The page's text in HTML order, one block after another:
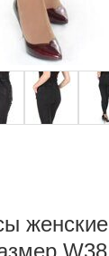
женские
W38